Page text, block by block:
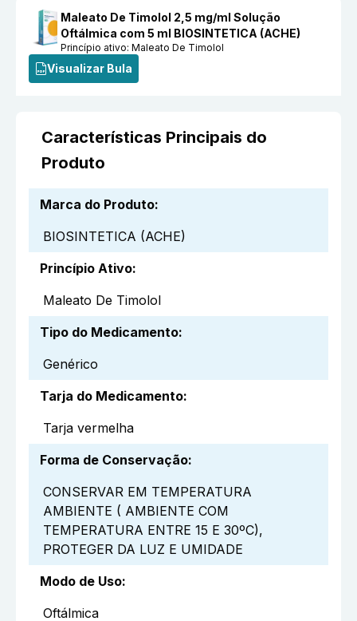
Maleato De Timolol 2,5 mg/ml Solução
Oftálmica com 5 ml BIOSINTETICA (ACHE)
Princípio ativo:Maleato De Timolol
Visualizar Bula
Características Principais do
Produto
Marca do Produto:
BIOSINTETICA (ACHE)
Princípio Ativo:
Maleato De Timolol
Tipo do Medicamento:
Genérico
Tarja do Medicamento:
Tarja vermelha
Forma de Conservação:
CONSERVAR EM TEMPERATURA
AMBIENTE ( AMBIENTE COM
TEMPERATURA ENTRE 15 E 30ºC),
PROTEGER DA LUZ E UMIDADE
Modo de Uso:
Oftálmica